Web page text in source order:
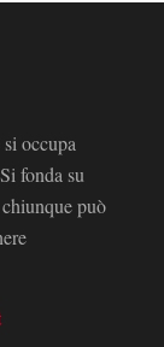
occupa
fonda su
può